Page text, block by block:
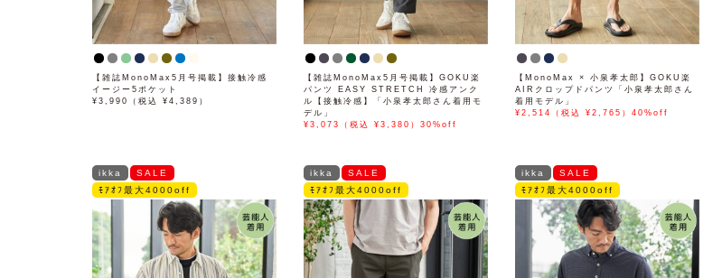
【雑誌MonoMax5月号掲載】接触冷感
イージー5ポケット
¥3,990（税込 ¥4,389）
【雑誌MonoMax5月号掲載】GOKU楽
パンツ EASY STRETCH 冷感アンク
ル【接触冷感】「小泉孝太郎さん着用モ
デル」
¥3,073（税込 ¥3,380）30%off
【MonoMax × 小泉孝太郎】GOKU楽
AIRクロップドパンツ「小泉孝太郎さん
着用モデル」
¥2,514（税込 ¥2,765）40%off
ikka
SALE
ﾓｱｵﾌ最大4000off
ikka
SALE
ﾓｱｵﾌ最大4000off
ikka
SALE
ﾓｱｵﾌ最大4000off